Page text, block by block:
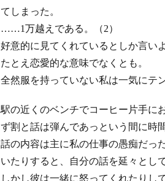
てしまった。
……1万越えである。（2）
好意的に見てくれているとしか言
たとえ恋愛的な意味でなくとも。
全然服を持っていない私は一気にテ
駅の近くのベンチでコーヒー片手に
ず割と話は弾んであっという間に時
話の内容は主に私の仕事の愚痴だっ
いたりすると、自分の話を延々とし
しかし彼は一緒に怒ってくれたりし